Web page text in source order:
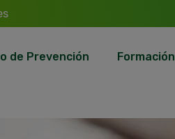
de Prevención Formación